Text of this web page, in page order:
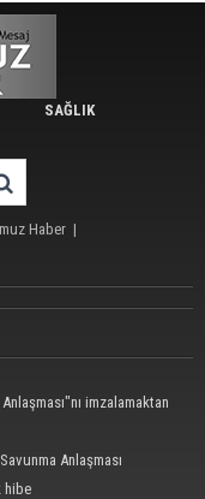
SAĞLIK
Haber |
imzalamaktan
Anlaşması
hibe